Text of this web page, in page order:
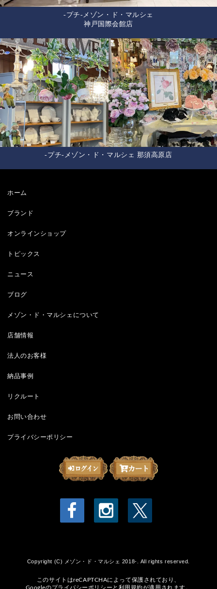
-プチ-メゾン・ド・マルシェ
神戸国際会館店
-プチ-メゾン・ド・マルシェ 那須高原店
ホーム
ブランド
オンラインショップ
トピックス
ニュース
ブログ
メゾン・ド・マルシェについて
店舗情報
法人のお客様
納品事例
リクルート
お問い合わせ
プライバシーポリシー
Copyright (C) メゾン・ド・マルシェ 2018-. All rights reserved.
このサイトはreCAPTCHAによって保護されており、
Googleのプライバシーポリシー と 利用規約が適用されます。